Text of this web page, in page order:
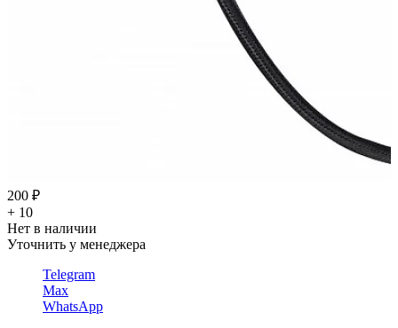
200 ₽
+ 10
Нет в наличии
Уточнить у менеджера
Telegram
Max
WhatsApp